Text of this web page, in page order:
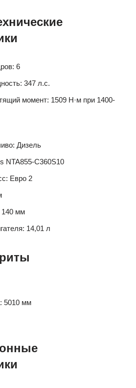
6
347 л.с.
момент: 1509 Н·м при 1400-
Дизель
NTA855-C360S10
Евро 2
140 мм
14,01 л
5010 мм